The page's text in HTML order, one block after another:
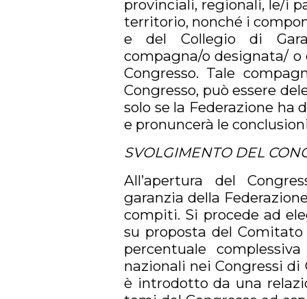
provinciali, regionali, le/i
territorio, nonché i
e del Collegio di
compagna/o designata/ o
Congresso. Tale
Congresso, può essere
solo se la Federazione
e pronuncerà le
SVOLGIMENTO DEL
All’apertura del
garanzia della
compiti. Si procede ad
su proposta del
percentuale
nazionali nei Congressi di
è introdotto da una